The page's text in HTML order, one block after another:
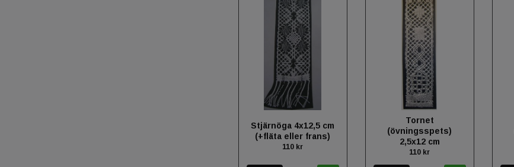
Stjärnöga 4x12,5 cm
(+fläta eller frans)
110 kr
Tornet
(övningsspets)
2,5x12 cm
110 kr